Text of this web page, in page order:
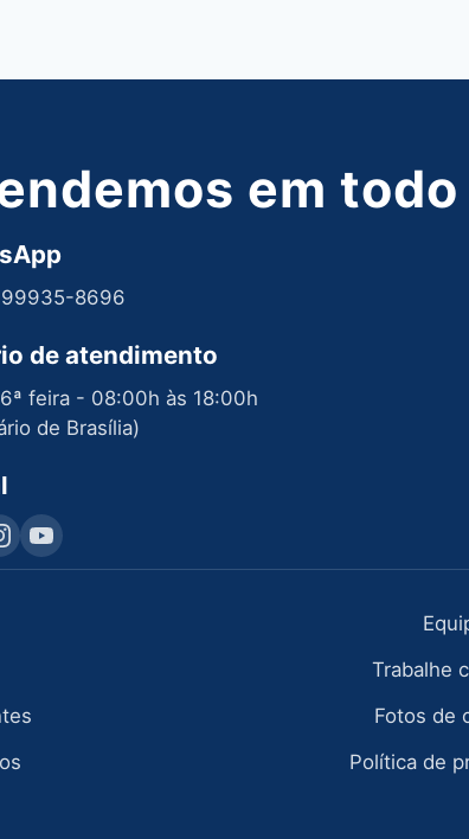
em
8696
de atendimento
feira - 08:00h às 18:00h
de Brasília)
Trabalhe
Fotos de
Política de